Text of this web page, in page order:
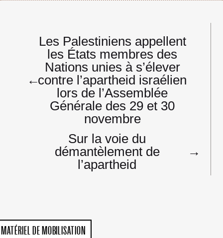
Navigation
l’article
←
Les Palestiniens appellent
les États membres des
Nations unies à s’élever
contre l’apartheid israélien
lors de l’Assemblée
Générale des 29 et 30
novembre
Sur la voie du
démantèlement de
l’apartheid
→
MATÉRIEL DE MOBILISATION